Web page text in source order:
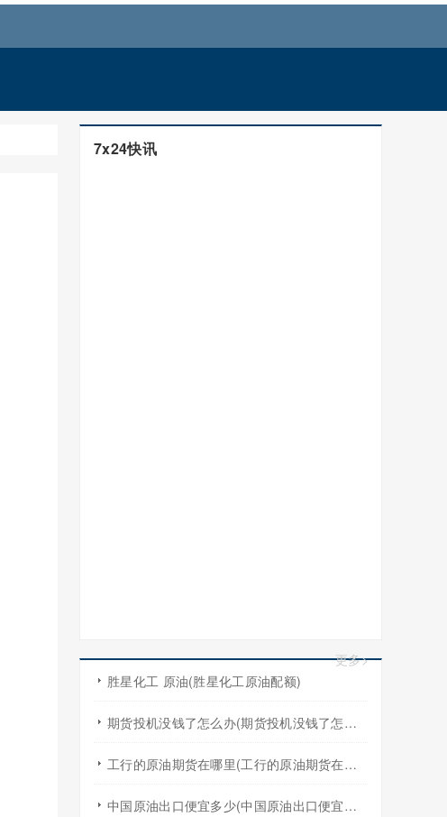
7x24快讯
更多>
胜星化工 原油(胜星化工原油配额)
期货投机没钱了怎么办(期货投机没钱了怎么办啊)
工行的原油期货在哪里(工行的原油期货在哪里买)
中国原油出口便宜多少(中国原油出口便宜多少吨)